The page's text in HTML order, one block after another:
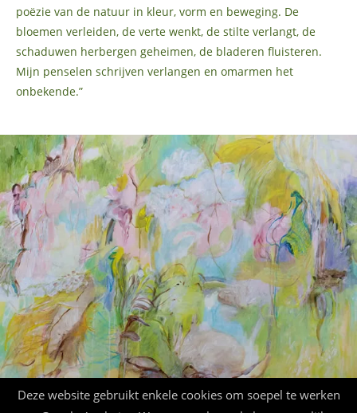
poëzie van de natuur in kleur, vorm en beweging. De
bloemen verleiden, de verte wenkt, de stilte verlangt, de
schaduwen herbergen geheimen, de bladeren fluisteren.
Mijn penselen schrijven verlangen en omarmen het
onbekende.”
‘Zoals je praat rond tederheid die nog niet wordt gezegd’ (Herman
de Coninck) | Acryl op doek, 100×70 cm
Deze website gebruikt enkele cookies om soepel te werken